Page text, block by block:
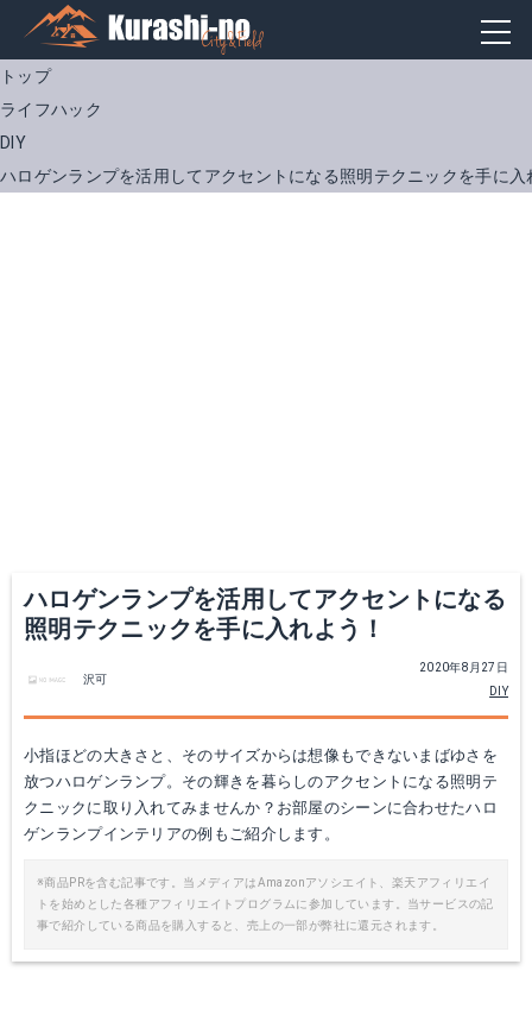
トップ
ライフハック
DIY
ハロゲンランプを活用してアクセントになる照明テクニックを手に入
ハロゲンランプを活用してアクセントになる
照明テクニックを手に入れよう！
2020年8月27日
DIY
沢可
小指ほどの大きさと、そのサイズからは想像もできないまばゆさを
放つハロゲンランプ。その輝きを暮らしのアクセントになる照明テ
クニックに取り入れてみませんか？お部屋のシーンに合わせたハロ
ゲンランプインテリアの例もご紹介します。
※商品PRを含む記事です。当メディアはAmazonアソシエイト、楽天アフィリエイ
トを始めとした各種アフィリエイトプログラムに参加しています。当サービスの記
事で紹介している商品を購入すると、売上の一部が弊社に還元されます。